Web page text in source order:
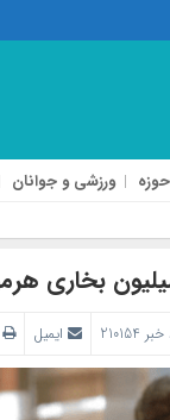
ورزشی و جوانان
بخاری
210154 ایمیل